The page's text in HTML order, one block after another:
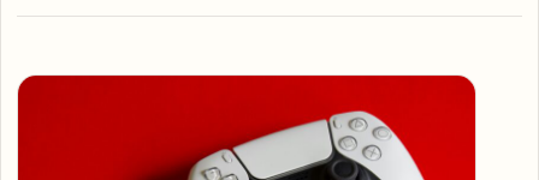
Articles